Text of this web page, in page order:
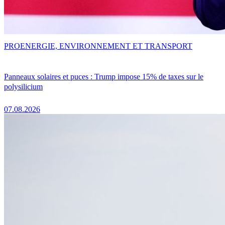
Panneaux solaires et puces : Trump impose 15% de taxes sur le
polysilicium
07.08.2026
PROENERGIE, ENVIRONNEMENT ET TRANSPORT